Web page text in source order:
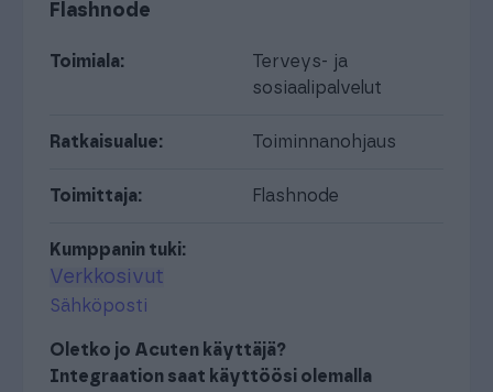
Flashnode
Toimiala:
Terveys- ja
sosiaalipalvelut
Ratkaisualue: Toiminnanohjaus
Toimittaja: Flashnode
Kumppanin tuki:
Verkkosivut
Sähköposti
Oletko jo Acuten käyttäjä?
Integraation saat käyttöösi olemalla